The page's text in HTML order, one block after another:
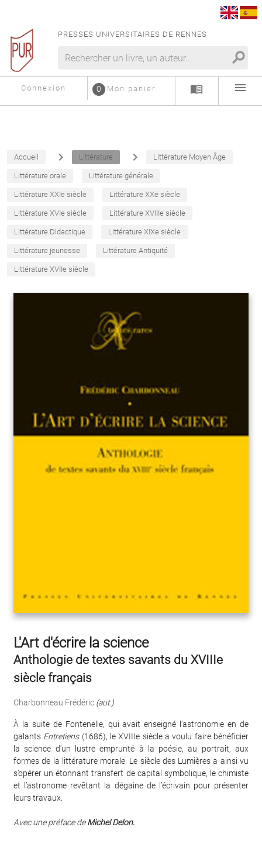
PRESSES UNIVERSITAIRES DE RENNES
search
Connexion Mon panier
0 menu_book menu
Accueil navigate_next Littérature navigate_next Littérature Moyen Âge
Littérature orale Littérature générale
Littérature XXIe siècle Littérature XXe siècle
Littérature XVIe siècle Littérature XVIIIe siècle
Littérature Didactique Littérature XIXe siècle
Littérature jeunesse Littérature Antiquité
Littérature XVIIe siècle
L'Art d'écrire la science
Anthologie de textes savants du XVIIIe
siècle français
Charbonneau Frédéric (aut.)
À la suite de Fontenelle, qui avait enseigné l’astronomie en de
galants Entretiens(1686), le XVIIIe siècle a voulu faire bénéficier
la science d’un lustre emprunté à la poésie, au portrait, aux
formes de la littérature morale. Le siècle des Lumières a ainsi vu
s’opérer un étonnant transfert de capital symbolique, le chimiste
et l’astronome revêtant la dégaine de l’écrivain pour présenter
leurs travaux.
Avec une préface deMichel Delon.